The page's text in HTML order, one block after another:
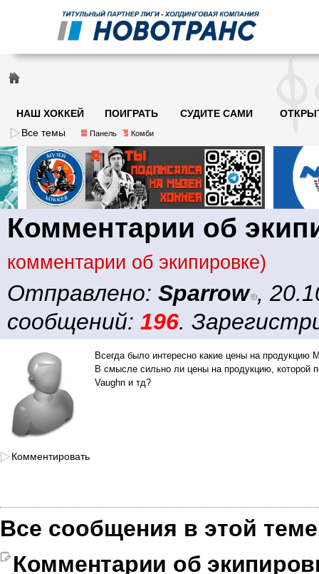
НАШ ХОККЕЙ ПОИГРАТЬ СУДИТЕ САМИ
Все темы
Панель Комби
Комментарии об
комментарии об экипировке)
Отправлено: Sparrow ,
сообщений: 196.
Всегда было интересно какие цены на продукцию
В смысле сильно ли цены на продукцию, которой
Vaughn и тд?
Комментировать
Все сообщения в этой
Комментарии об